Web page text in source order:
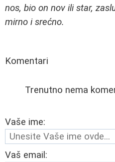
nos, bio on nov ili star,
mirno i srećno.
Komentari
Trenutno nema
Vaše ime:
Vaš email: